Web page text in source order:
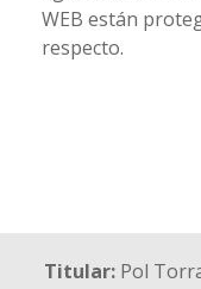
WEB están
respecto.
Titular: Pol